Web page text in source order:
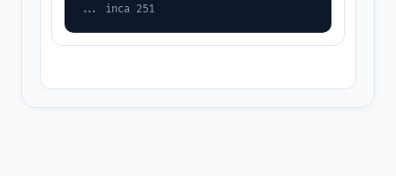
... inca 251